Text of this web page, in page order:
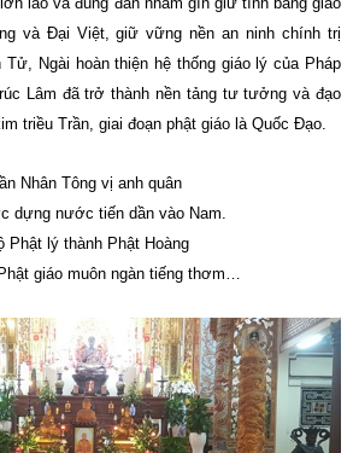
và Đại Việt, giữ vững nền an ninh chính trị
Ngài hoàn thiện hệ thống giáo lý của Pháp
Lâm đã trở thành nền tảng tư tưởng và đạo
triều Trần, giai đoạn phật giáo là Quốc Đạo.
Nhân Tông vị anh quân
dựng nước tiến dần vào Nam.
Phật lý thành Phật Hoàng
giáo muôn ngàn tiếng thơm…